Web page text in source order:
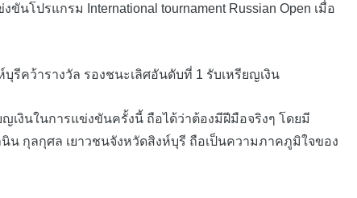
ปรแกรม International tournament Russian Open เมื่อ
ว้ารางวัล รองชนะเลิศอันดับที่ 1 รับเหรียญเงิน
งินในการแข่งขันครั้งนี้ ถือได้ว่าต้องมีฝีมือจริงๆ โดยมี
กุลกุศล เยาวชนจังหวัดสิงห์บุรี ถือเป็นความภาคภูมิใจของ